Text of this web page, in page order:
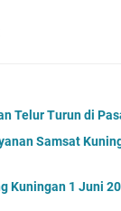
Telur Turun di
Samsat
Kuningan 1 Juni